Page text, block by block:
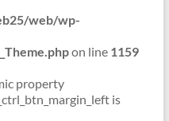
web/wp-
on line 1159
property
is